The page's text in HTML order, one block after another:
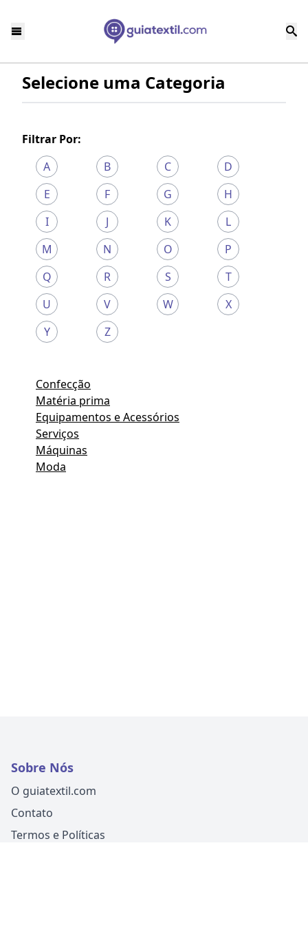
Selecione uma Categoria
Filtrar Por:
A
B C
D
E
F G
H
I
J K
L
M
N O
P
Q
R S
T
U
V W
X
Y
Z
Confecção
Matéria prima
Equipamentos e Acessórios
Serviços
Máquinas
Moda
Sobre Nós
O guiatextil.com
Contato
Termos e Políticas